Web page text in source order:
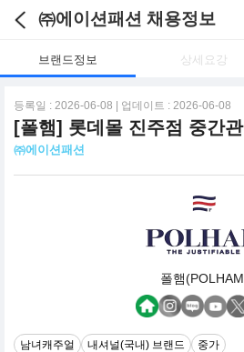
㈜에이션패션 채용정보
브랜드정보 상세요강
등록일 : 2026-06-08 | 업데이트 : 2026-06-08
[폴햄] 롯데몰 진주점 중간
㈜에이션패션
폴햄
남녀캐주얼 내셔널(국내) 브랜드 중가